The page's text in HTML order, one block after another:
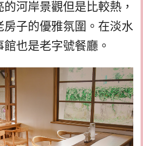
的河岸景觀但是比較熱，
房子的優雅氛圍。在淡水
也是老字號餐廳。